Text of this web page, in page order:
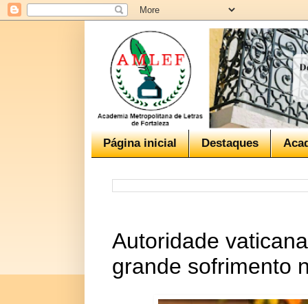
Página inicial Destaques
Autoridade
grande sofrimento